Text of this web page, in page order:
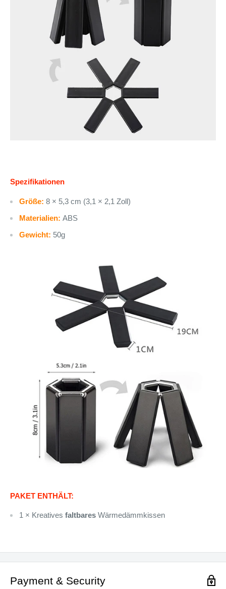
Spezifikationen
Größe: 8 × 5,3 cm (3,1 × 2,1 Zoll)
Materialien: ABS
Gewicht: 50g
PAKET ENTHÄLT:
1 × Kreatives faltbares Wärmedämmkissen
Payment & Security